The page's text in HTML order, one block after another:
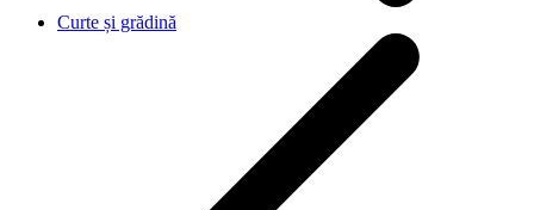
Curte și grădină